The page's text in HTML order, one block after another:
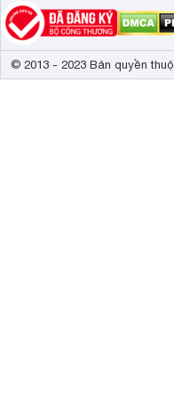
© 2013 - 2023 Bản quyền